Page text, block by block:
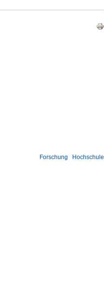
Hochschule
Forschung